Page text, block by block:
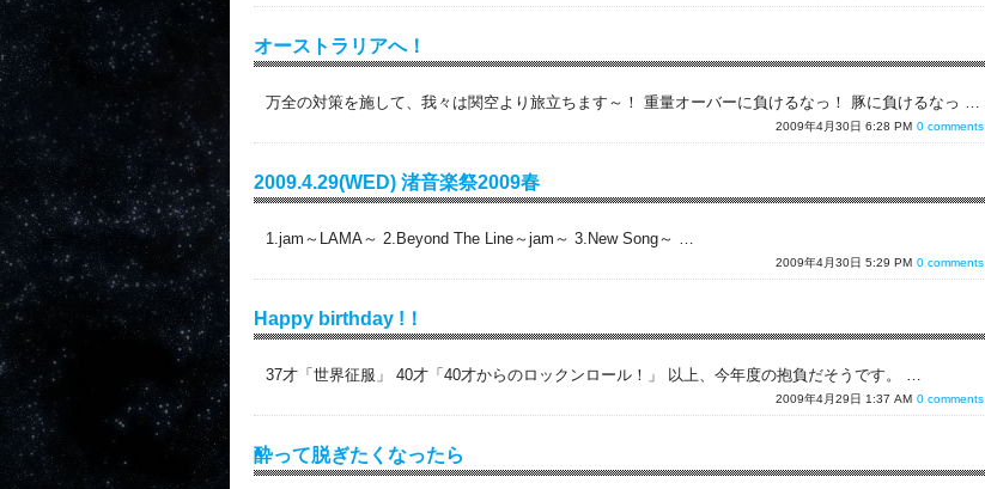
オーストラリアへ！
万全の対策を施して、我々は関空より旅立ちます～！ 重量オーバーに負けるなっ！ 豚に負けるなっ …
2009年4月30日 6:28 PM 0 comments
2009.4.29(WED) 渚音楽祭2009春
1.jam～LAMA～ 2.Beyond The Line～jam～ 3.New Song～ …
2009年4月30日 5:29 PM 0 comments
Happy birthday !！
37才「世界征服」 40才「40才からのロックンロール！」 以上、今年度の抱負だそうです。 …
2009年4月29日 1:37 AM 0 comments
酔って脱ぎたくなったら